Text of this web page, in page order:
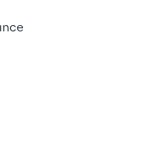
L’Assemblea
prevista il 22 aprile
Eventuali